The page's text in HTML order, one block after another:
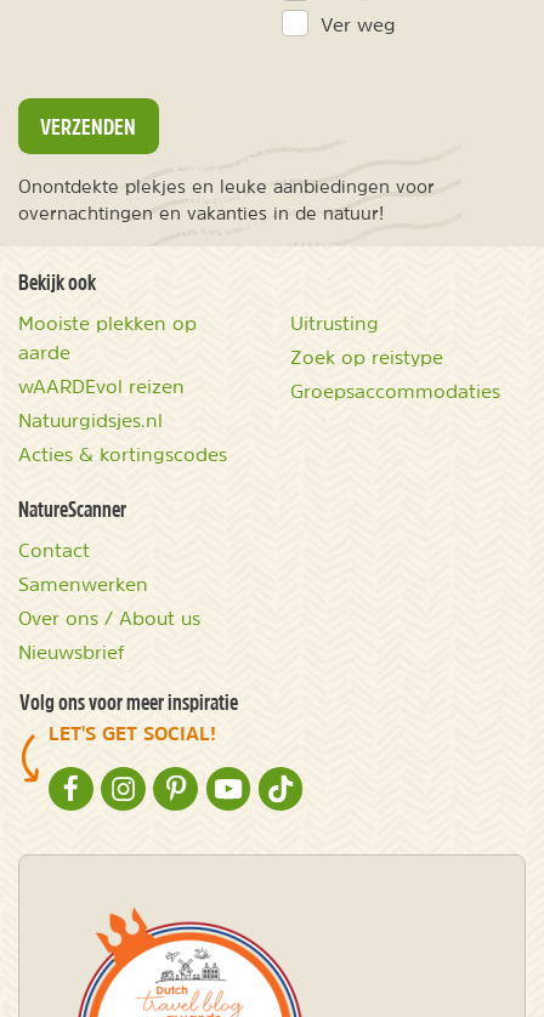
Ver weg
VERZENDEN
Onontdekte plekjes en leuke aanbiedingen voor
overnachtingen en vakanties in de natuur!
Bekijk ook
Mooiste plekken op
aarde
wAARDEvol reizen
Natuurgidsjes.nl
Acties & kortingscodes
Uitrusting
Zoek op reistype
Groepsaccommodaties
NatureScanner
Contact
Samenwerken
Over ons / About us
Nieuwsbrief
Volg ons voor meer inspiratie
LET'S GET SOCIAL!
NATURESCANNER OP FACEBOOK
NATURESCANNER OP INSTAGRAM
NATURESCANNER OP PINTEREST
NATURESCANNER OP YOUTUBE
NATURESCANNER OP TIKTOK